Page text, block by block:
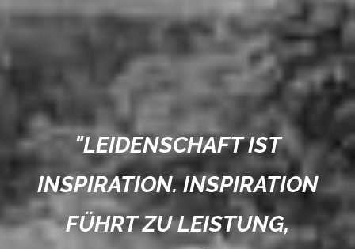
"LEIDENSCHAFT IST
INSPIRATION. INSPIRATION
FÜHRT ZU LEISTUNG,